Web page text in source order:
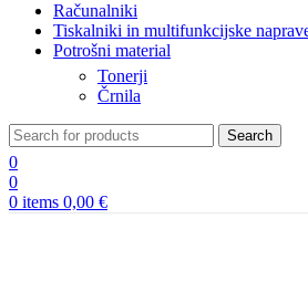
Računalniki
Tiskalniki in multifunkcijske
Potrošni material
Tonerji
Črnila
Search
0
0
0 items 0,00 €